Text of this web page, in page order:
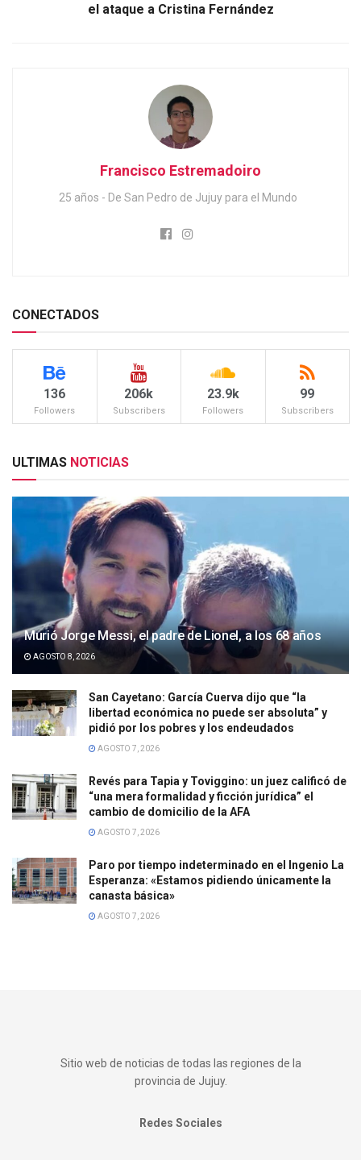
el ataque a Cristina Fernández
Francisco Estremadoiro
25 años - De San Pedro de Jujuy para el Mundo
CONECTADOS
136
Followers
206k
Subscribers
23.9k
Followers
99
Subscribers
ULTIMAS NOTICIAS
Murió Jorge Messi, el padre de Lionel, a los 68 años
AGOSTO 8, 2026
San Cayetano: García Cuerva dijo que “la
libertad económica no puede ser absoluta” y
pidió por los pobres y los endeudados
AGOSTO 7, 2026
Revés para Tapia y Toviggino: un juez calificó de
“una mera formalidad y ficción jurídica” el
cambio de domicilio de la AFA
AGOSTO 7, 2026
Paro por tiempo indeterminado en el Ingenio La
Esperanza: «Estamos pidiendo únicamente la
canasta básica»
AGOSTO 7, 2026
Sitio web de noticias de todas las regiones de la
provincia de Jujuy.
Redes Sociales